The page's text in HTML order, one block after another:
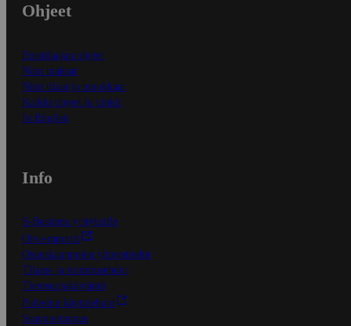
Ohjeet
Ensitilaajan ohjeet
Näin maksat
Näin tilaat ja muokkaat
Kaikki ohjeet ja vinkit
In English
Info
S-Business yrityksille
Oiva-raportit
Osuuskauppojen yhteystiedot
Tilaus- ja toimitusehdot
Tietosuojakäytäntö
Palvelun käyttöehdot
Saavutettavuus